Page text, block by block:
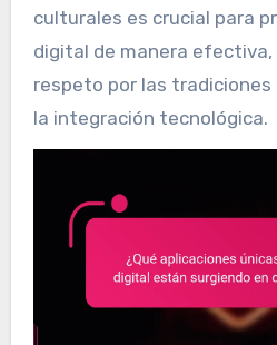
culturales es crucial para
digital de manera efectiva,
respeto por las
la integración tecnológica.